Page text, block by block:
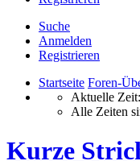
Suche
Anmelden
Registrieren
Startseite Foren-
Aktuelle
Alle Zeiten
Kurze